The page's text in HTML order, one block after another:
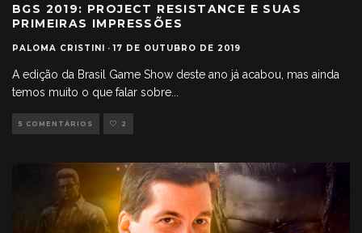
BGS 2019: PROJECT RESISTANCE E SUAS
PRIMEIRAS IMPRESSÕES
PALOMA CRISTINI · 17 DE OUTUBRO DE 2019
A edição da Brasil Game Show deste ano já acabou, mas ainda
temos muito o que falar sobre
5 COMENTÁRIOS 2